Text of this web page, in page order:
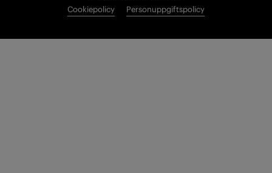
Cookiepolicy
Personuppgiftspolicy